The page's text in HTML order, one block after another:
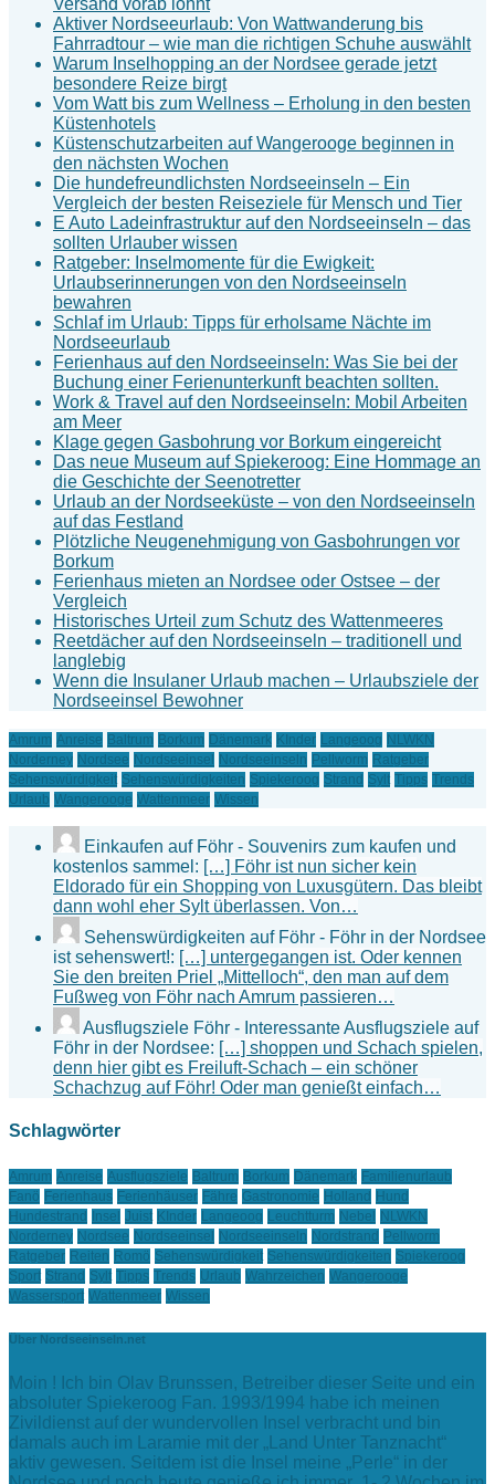
Versand vorab lohnt
Aktiver Nordseeurlaub: Von Wattwanderung bis
Fahrradtour – wie man die richtigen Schuhe auswählt
Warum Inselhopping an der Nordsee gerade jetzt
besondere Reize birgt
Vom Watt bis zum Wellness – Erholung in den besten
Küstenhotels
Küstenschutzarbeiten auf Wangerooge beginnen in
den nächsten Wochen
Die hundefreundlichsten Nordseeinseln – Ein
Vergleich der besten Reiseziele für Mensch und Tier
E Auto Ladeinfrastruktur auf den Nordseeinseln – das
sollten Urlauber wissen
Ratgeber: Inselmomente für die Ewigkeit:
Urlaubserinnerungen von den Nordseeinseln
bewahren
Schlaf im Urlaub: Tipps für erholsame Nächte im
Nordseeurlaub
Ferienhaus auf den Nordseeinseln: Was Sie bei der
Buchung einer Ferienunterkunft beachten sollten.
Work & Travel auf den Nordseeinseln: Mobil Arbeiten
am Meer
Klage gegen Gasbohrung vor Borkum eingereicht
Das neue Museum auf Spiekeroog: Eine Hommage an
die Geschichte der Seenotretter
Urlaub an der Nordseeküste – von den Nordseeinseln
auf das Festland
Plötzliche Neugenehmigung von Gasbohrungen vor
Borkum
Ferienhaus mieten an Nordsee oder Ostsee – der
Vergleich
Historisches Urteil zum Schutz des Wattenmeeres
Reetdächer auf den Nordseeinseln – traditionell und
langlebig
Wenn die Insulaner Urlaub machen – Urlaubsziele der
Nordseeinsel Bewohner
Amrum Anreise Baltrum Borkum Dänemark KInder Langeoog NLWKN
Norderney Nordsee Nordseeinsel Nordseeinseln Pellworm Ratgeber
Sehenswürdigkeit Sehenswürdigkeiten Spiekeroog Strand Sylt Tipps Trends
Urlaub Wangerooge Wattenmeer Wissen
Einkaufen auf Föhr - Souvenirs zum kaufen und
kostenlos sammel: […] Föhr ist nun sicher kein
Eldorado für ein Shopping von Luxusgütern. Das bleibt
dann wohl eher Sylt überlassen. Von…
Sehenswürdigkeiten auf Föhr - Föhr in der Nordsee
ist sehenswert!: […] untergegangen ist. Oder kennen
Sie den breiten Priel „Mittelloch“, den man auf dem
Fußweg von Föhr nach Amrum passieren…
Ausflugsziele Föhr - Interessante Ausflugsziele auf
Föhr in der Nordsee: […] shoppen und Schach spielen,
denn hier gibt es Freiluft-Schach – ein schöner
Schachzug auf Föhr! Oder man genießt einfach…
Schlagwörter
Amrum Anreise Ausflugsziele Baltrum Borkum Dänemark Familienurlaub
Fanö Ferienhaus Ferienhäuser Fähre Gastronomie Holland Hund
Hundestrand Insel Juist KInder Langeoog Leuchtturm Nebel NLWKN
Norderney Nordsee Nordseeinsel Nordseeinseln Nordstrand Pellworm
Ratgeber Reiten Romö Sehenswürdigkeit Sehenswürdigkeiten Spiekeroog
Sport Strand Sylt Tipps Trends Urlaub Wahrzeichen Wangerooge
Wassersport Wattenmeer Wissen
Über Nordseeinseln.net
Moin ! Ich bin Olav Brunssen, Betreiber dieser Seite und ein
absoluter Spiekeroog Fan. 1993/1994 habe ich meinen
Zivildienst auf der wundervollen Insel verbracht und bin
damals auch im Laramie mit der „Land Unter Tanznacht“
aktiv gewesen. Seitdem ist die Insel meine „Perle“ in der